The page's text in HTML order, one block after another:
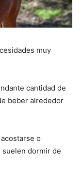
muy
cantidad de
beber alrededor
o
suelen dormir de